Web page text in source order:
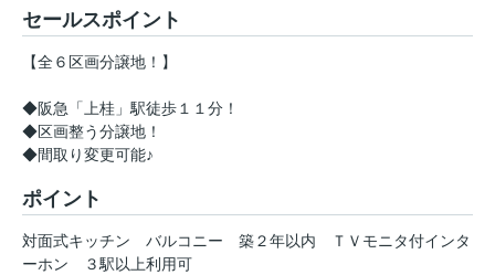
セールスポイント
【全６区画分譲地！】
◆阪急「上桂」駅徒歩１１分！
◆区画整う分譲地！
◆間取り変更可能♪
ポイント
対面式キッチン バルコニー 築２年以内
ＴＶモニタ付インタ
ーホン
３駅以上利用可